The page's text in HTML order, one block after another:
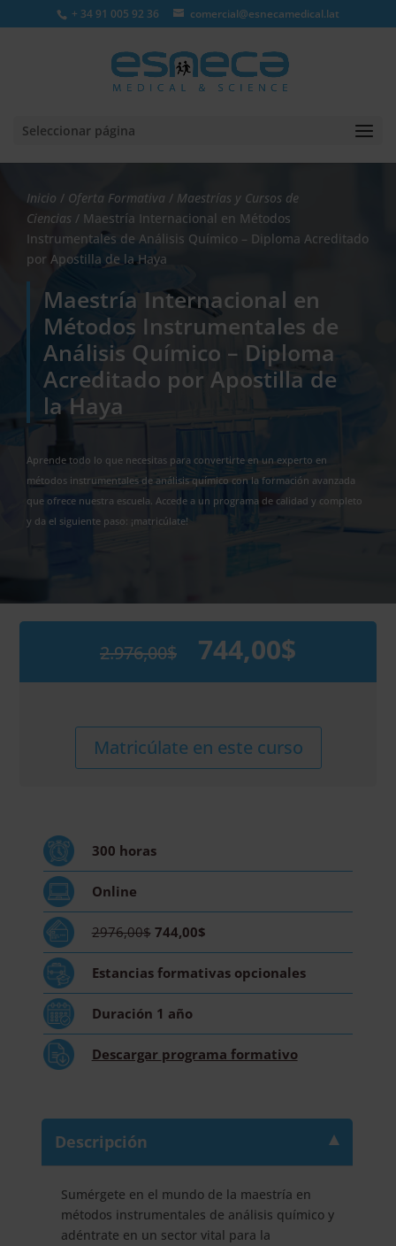
+ 34 91 005 92 36 comercial@esnecamedical.lat
Seleccionar página
Inicio / Oferta Formativa / Maestrías y Cursos de
Ciencias / Maestría Internacional en Métodos
Instrumentales de Análisis Químico – Diploma Acreditado
por Apostilla de la Haya
Maestría Internacional en
Métodos Instrumentales de
Análisis Químico – Diploma
Acreditado por Apostilla de
la Haya
Aprende todo lo que necesitas para convertirte en un experto en
métodos instrumentales de análisis químico con la formación avanzada
que ofrece nuestra escuela. Accede a un programa de calidad y completo
y da el siguiente paso: ¡matricúlate!
2.976,00$
2.976,00$.
744,00$
744,00$.
Internacional
Análisis
Acreditado
Apostilla
cantidad
Matricúlate en este curso
300 horas
Online
2976,00$ 744,00$
Estancias formativas opcionales
Duración 1 año
Descargar programa formativo
Descripción
Sumérgete en el mundo de la maestría en
métodos instrumentales de análisis químico y
adéntrate en un sector vital para la